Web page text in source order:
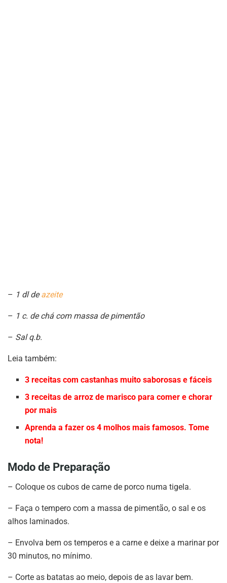
– 1 dl deazeite
– 1 c. de chá com massa de pimentão
– Sal q.b.
Leia também:
3 receitas com castanhas muito saborosas e fáceis
3 receitas de arroz de marisco para comer e chorar
por mais
Aprenda a fazer os 4 molhos mais famosos. Tome
nota!
Modo de Preparação
– Coloque os cubos de carne de porco numa tigela.
– Faça o tempero com a massa de pimentão, o sal e os
alhos laminados.
– Envolva bem os temperos e a carne e deixe a marinar por
30 minutos, no mínimo.
– Corte as batatas ao meio, depois de as lavar bem.